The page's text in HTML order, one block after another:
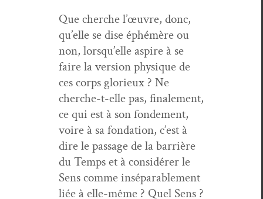
Que cherche l’œu­vre, donc,
qu’elle se dise éphémère ou
non, lorsqu’elle aspire à se
faire la ver­sion physique de
ces corps glo­rieux ? Ne
cherche-t-elle pas, finale­ment,
ce qui est à son fonde­ment,
voire à sa fon­da­tion, c’est à
dire le pas­sage de la bar­rière
du Temps et à con­sid­ér­er le
Sens comme insé­para­ble­ment
liée à elle-même ? Quel Sens ?